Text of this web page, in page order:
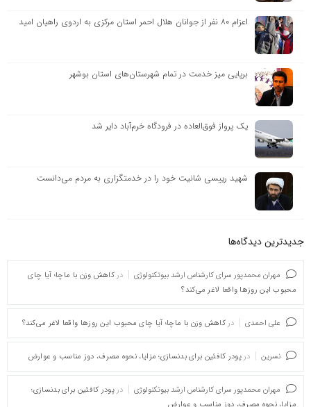
اعزام ۸۰ نفر از جوانان هلال احمر استان مرکزی به اردوی راهیان امید
برپایی میز خدمت در تمام شهرستان‌های استان بوشهر
یک پرواز فوق‌العاده در فرودگاه خرم‌آباد دایر شد
شهید رییسی شانیت خود را در خدمتگزاری به مردم می‌دانست
جدیدترین دیدگاه‌‌ها
مهران محمدپور سرای کارشناس ارشد بیوتکنولوژی در کاهش وزن با ماچا؛ آیا چای
محبوب این روزها واقعا لاغر می‌کند؟
علی احمدی در کاهش وزن با ماچا؛ آیا چای محبوب این روزها واقعا لاغر می‌کند؟
نسرین در پودر کافئین برای بدنسازی؛ مزایا، نحوه مصرف، دوز مناسب و عوارض
مهران محمدپور سرای کارشناس ارشد بیوتکنولوژی در پودر کافئین برای بدنسازی؛
مزایا، نحوه مصرف، دوز مناسب و عوارض